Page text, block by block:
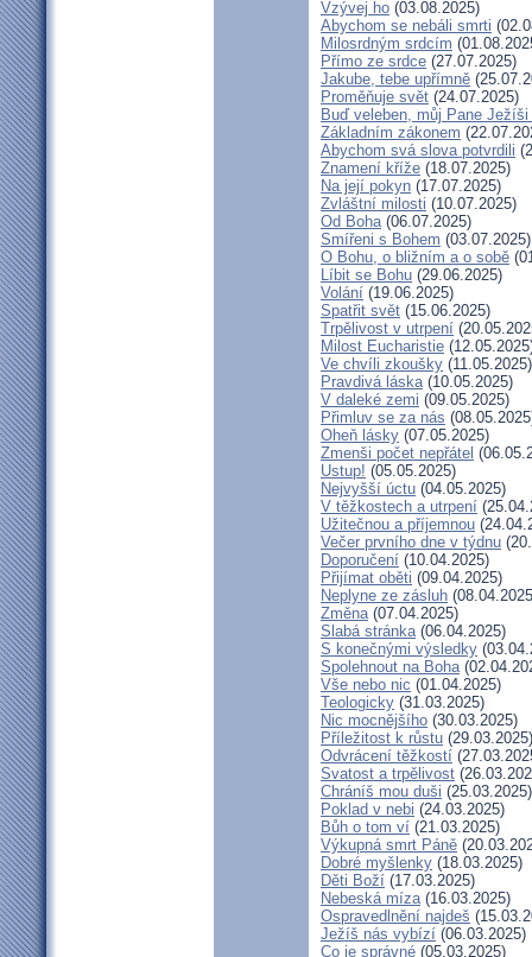
Vzývej ho (03.08.2025)
Abychom se nebáli smrti
Milosrdným srdcím
Přímo ze srdce (27.07.2025)
Jakube, tebe upřímně
Proměňuje svět (24.07.2025)
Buď veleben, můj Pane
Základním zákonem
Abychom svá slova potvrdili
Znamení kříže (18.07.2025)
Na její pokyn (17.07.2025)
Zvláštní milosti (10.07.2025)
Od Boha(06.07.2025)
Smířeni s Bohem (03.07.2025)
O Bohu, o bližním a o sobě
Líbit se Bohu (29.06.2025)
Volání (19.06.2025)
Spatřit svět (15.06.2025)
Trpělivost v utrpení
Milost Eucharistie
Ve chvíli zkoušky (11.05.2025)
Pravdivá láska(10.05.2025)
V daleké zemi (09.05.2025)
Přimluv se za nás
Oheň lásky (07.05.2025)
Zmenši počet nepřátel
Ustup! (05.05.2025)
Nejvyšší úctu (04.05.2025)
V těžkostech a utrpení
Užitečnou a příjemnou
Večer prvního dne v týdnu
Doporučení (10.04.2025)
Přijímat oběti (09.04.2025)
Neplyne ze zásluh
Změna(07.04.2025)
Slabá stránka(06.04.2025)
S konečnými výsledky
Spolehnout na Boha
Vše nebo nic (01.04.2025)
Teologicky (31.03.2025)
Nic mocnějšího (30.03.2025)
Příležitost k růstu (29.03.2025)
Odvrácení těžkostí
Svatost a trpělivost
Chráníš mou duši (25.03.2025)
Poklad v nebi (24.03.2025)
Bůh o tom ví (21.03.2025)
Výkupná smrt Páně
Dobré myšlenky (18.03.2025)
Děti Boží (17.03.2025)
Nebeská míza(16.03.2025)
Ospravedlnění najdeš
Ježíš nás vybízí (06.03.2025)
Co je správné (05.03.2025)